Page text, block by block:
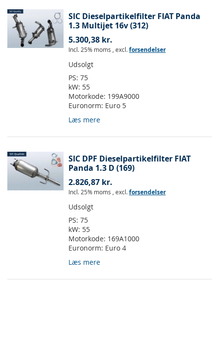
SIC Dieselpartikelfilter FIAT Panda
1.3 Multijet 16v (312)
5.300,38 kr.
Incl. 25% moms , excl.forsendelser
Udsolgt
PS: 75
kW: 55
Motorkode: 199A9000
Euronorm: Euro 5
Læs mere
SIC DPF Dieselpartikelfilter FIAT
Panda 1.3 D (169)
2.826,87 kr.
Incl. 25% moms , excl.forsendelser
Udsolgt
PS: 75
kW: 55
Motorkode: 169A1000
Euronorm: Euro 4
Læs mere